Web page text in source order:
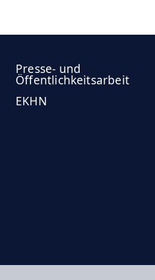
Presse- und
Öffentlichkeitsarbeit
EKHN